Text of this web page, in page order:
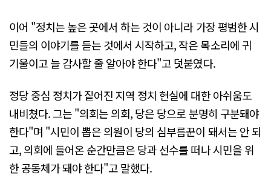
이어 "정치는 높은 곳에서 하는 것이 아니라 가장 평범한 시
민들의 이야기를 듣는 것에서 시작하고, 작은 목소리에 귀
기울이고 늘 감사할 줄 알아야 한다"고 덧붙였다.
정당 중심 정치가 짙어진 지역 정치 현실에 대한 아쉬움도
내비쳤다. 그는 "의회는 의회, 당은 당으로 분명히 구분돼야
한다"며 "시민이 뽑은 의원이 당의 심부름꾼이 돼서는 안 되
고, 의회에 들어온 순간만큼은 당과 선수를 떠나 시민을 위
한 공동체가 돼야 한다"고 말했다.